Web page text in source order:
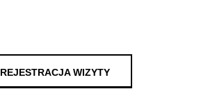
REJESTRACJA WIZYTY